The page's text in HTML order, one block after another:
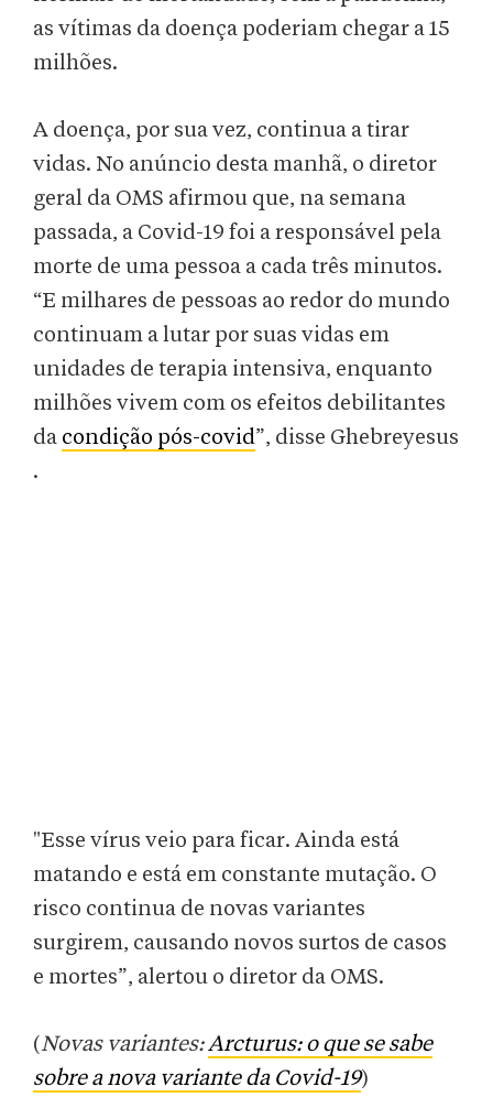
as vítimas da doença poderiam chegar a 15
milhões.
A doença, por sua vez, continua a tirar
vidas. No anúncio desta manhã, o diretor
geral da OMS afirmou que, na semana
passada, a Covid-19 foi a responsável pela
morte de uma pessoa a cada três minutos.
“E milhares de pessoas ao redor do mundo
continuam a lutar por suas vidas em
unidades de terapia intensiva, enquanto
milhões vivem com os efeitos debilitantes
da condição pós-covid”, disse Ghebreyesus
.
"Esse vírus veio para ficar. Ainda está
matando e está em constante mutação. O
risco continua de novas variantes
surgirem, causando novos surtos de casos
e mortes”, alertou o diretor da OMS.
(Novas variantes:Arcturus: o que se sabe
sobre a nova variante da Covid-19)